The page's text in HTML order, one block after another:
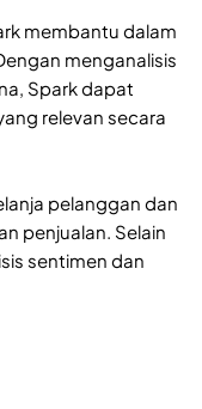
membantu dalam
menganalisis
Spark dapat
relevan secara
pelanggan dan
penjualan. Selain
sentimen dan